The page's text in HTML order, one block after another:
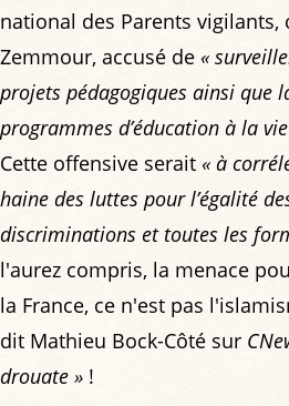
national des Parents
Zemmour, accusé de «
projets pédagogiques ainsi que
programmes d’éducation à la
Cette offensive serait « à
haine des luttes pour l’égalité
discriminations et toutes les
l'aurez compris, la menace
la France, ce n'est pas
dit Mathieu Bock-Côté sur
drouate » !